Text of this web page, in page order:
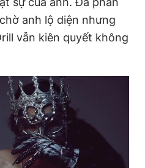
Liên hệ quảng cáo
thoại
anh lộ diện nhưng
vẫn kiên quyết không